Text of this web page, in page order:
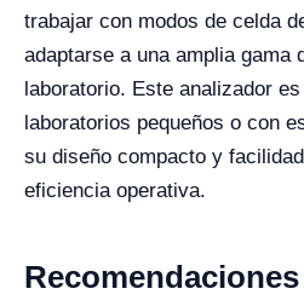
trabajar con modos de celda
adaptarse a una amplia gama
laboratorio. Este analizador
laboratorios pequeños o con
su diseño compacto y
eficiencia operativa.
Recomendaciones